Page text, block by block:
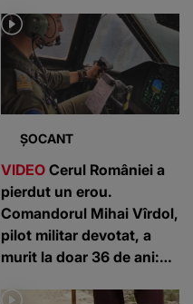
ȘOCANT
VIDEO Cerul României a
pierdut un erou.
Comandorul Mihai Vîrdol,
pilot militar devotat, a
murit la doar 36 de ani: